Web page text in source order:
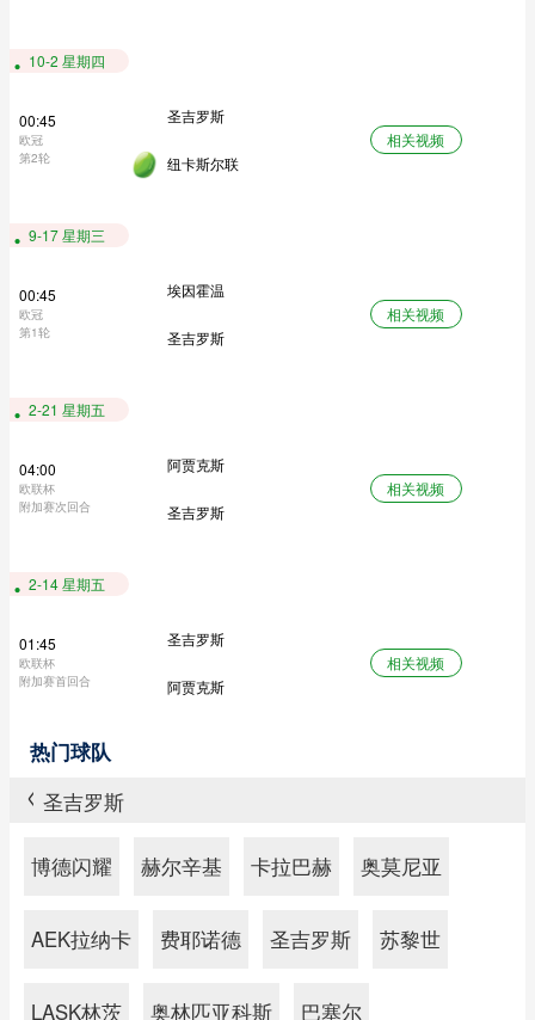
10-2 星期四
00:45
欧冠
第2轮
圣吉罗斯
纽卡斯尔联
相关视频
9-17 星期三
00:45
欧冠
第1轮
埃因霍温
圣吉罗斯
相关视频
2-21 星期五
04:00
欧联杯
附加赛次回合
阿贾克斯
圣吉罗斯
相关视频
2-14 星期五
01:45
欧联杯
附加赛首回合
圣吉罗斯
阿贾克斯
相关视频
热门球队
> 圣吉罗斯
博德闪耀 赫尔辛基 卡拉巴赫 奥莫尼亚
AEK拉纳卡 费耶诺德 圣吉罗斯 苏黎世
LASK林茨 奥林匹亚科斯 巴塞尔